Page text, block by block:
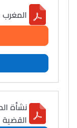
المغرب
نشأة
القضية